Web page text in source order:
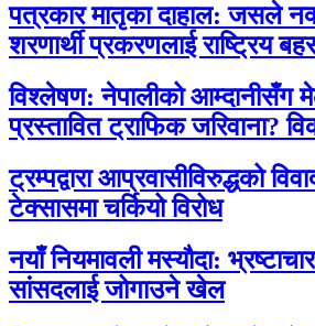
पत्रकार मातृका दाहाल: जसले
शरणार्थी प्रकरणलाई राष्ट्रिय
विश्लेषण: नेपालीको आम्दानीसँग
प्रस्तावित ट्राफिक जरिवाना?
ट्रम्पद्वारा आप्रवासीविरुद्धको
टेक्सासमा चर्कियो विरोध
नयाँ नियमावली मस्यौदा:
सांसदलाई जोगाउने खेल